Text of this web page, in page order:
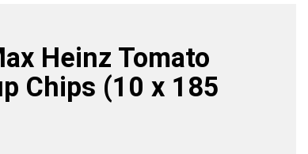
Heinz Tomato
Chips (10 x 185